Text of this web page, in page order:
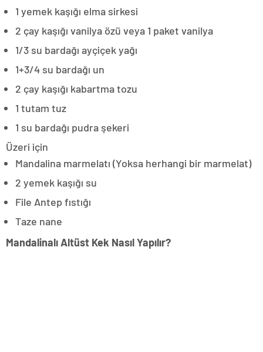
1 yemek kaşığı elma sirkesi
2 çay kaşığı vanilya özü veya 1 paket vanilya
1/3 su bardağı ayçiçek yağı
1+3/4 su bardağı un
2 çay kaşığı kabartma tozu
1 tutam tuz
1 su bardağı pudra şekeri
Üzeri için
Mandalina marmelatı (Yoksa herhangi bir marmelat)
2 yemek kaşığı su
File Antep fıstığı
Taze nane
Mandalinalı Altüst Kek Nasıl Yapılır?